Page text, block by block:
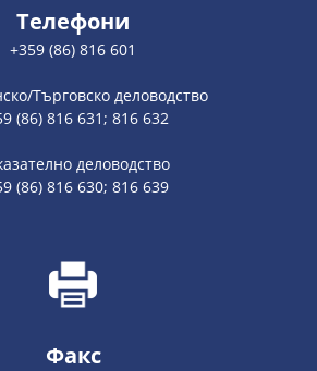
Телефони
+359 (86) 816 601
Търговско деловодство
(86) 816 631; 816 632
деловодство
(86) 816 630; 816 639
Факс